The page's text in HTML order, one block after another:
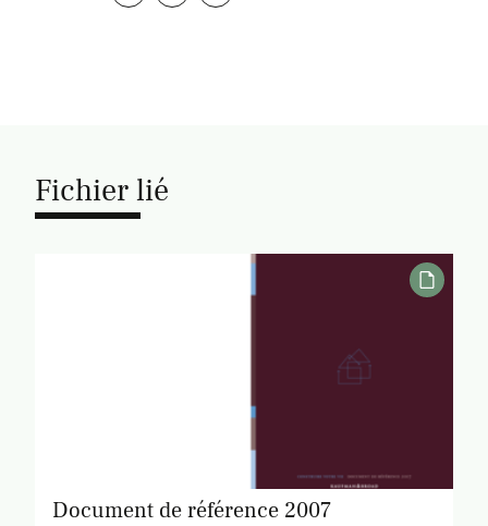
Fichier lié
Document de référence 2007